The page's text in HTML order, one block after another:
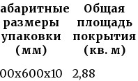
размеры
упаковки
(мм)
Общая
площадь
покрытия
(кв. м)
2,88